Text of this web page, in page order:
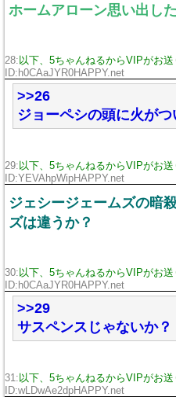
ホームアローン思い出した
28: 以下、5ちゃんねるからVIPがお送
ID:h0CAaJYR0HAPPY.net
>>26
ジョーペシの頭に火が
29: 以下、5ちゃんねるからVIPがお送
ID:YEVAhpWipHAPPY.net
ジェシージェームズの暗
ズは違うか？
30: 以下、5ちゃんねるからVIPがお送
ID:h0CAaJYR0HAPPY.net
>>29
サスペンスじゃないか？
31: 以下、5ちゃんねるからVIPがお送
ID:wLDwAe2dpHAPPY.net